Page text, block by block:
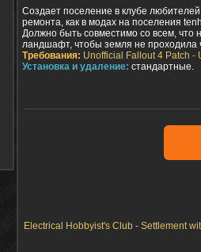
Создает поселение в клубе
ремонта, как в модах на поселения
Должно быть совместимо со всем, что
ландшафт, чтобы земля не проходила
Требования: Unofficial Fallout 4 Patch -
Установка и удаление: стандартные.
Electrical Hobbyist's Club - Settlement